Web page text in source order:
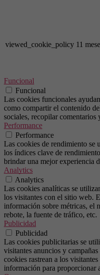
viewed_cookie_policy 11
Funcional
Funcional
Las cookies funcionales
como compartir el contenido
sociales, recopilar comentarios
Performance
Performance
Las cookies de rendimiento se
los índices clave de
brindar una mejor experiencia
Analytics
Analytics
Las cookies analíticas se
los visitantes con el sitio web.
información sobre métricas, el
rebote, la fuente de tráfico, etc.
Publicidad
Publicidad
Las cookies publicitarias se
visitantes anuncios y
cookies rastrean a los
información para proporcionar